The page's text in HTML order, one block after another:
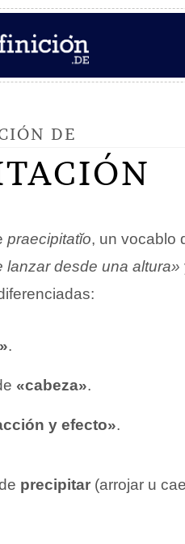
DE
praecipitatĭo, un vocablo
lanzar desde una altura»
.
«cabeza».
y efecto».
precipitar (arrojar u